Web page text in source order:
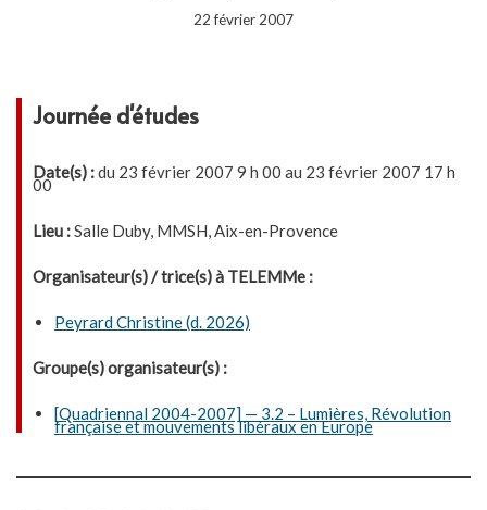
22 février 2007
Journée d'études
Date(s) :du 23 février 2007 9 h 00 au 23 février 2007 17 h
00
Lieu :Salle Duby, MMSH, Aix-en-Provence
Organisateur(s) / trice(s) à TELEMMe :
Peyrard Christine (d. 2026)
Groupe(s) organisateur(s) :
[Quadriennal 2004-2007] — 3.2 – Lumières, Révolution
française et mouvements libéraux en Europe